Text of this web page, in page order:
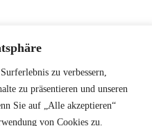
zu verbessern,
zu präsentieren und unseren
Sie auf „Alle akzeptieren“
von Cookies zu.